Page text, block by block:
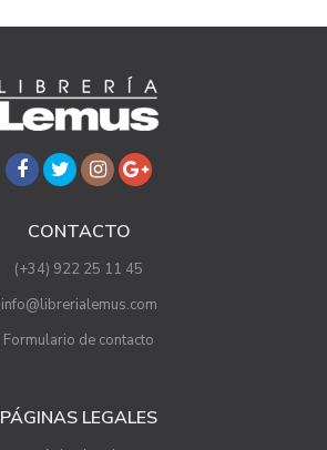
CONTACTO
(+34) 922 25 11 45
info@librerialemus.com
Formulario de contacto
PÁGINAS LEGALES